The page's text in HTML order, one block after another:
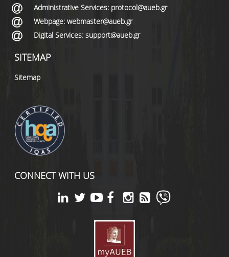
Administrative Services: protocol@aueb.gr
Webpage: webmaster@aueb.gr
Digital Services: support@aueb.gr
SITEMAP
Sitemap
CONNECT WITH US